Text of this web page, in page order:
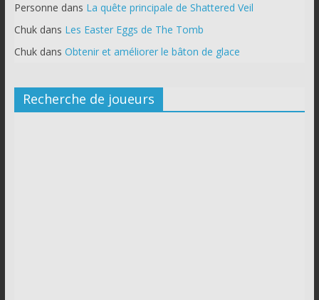
Personne dans La quête principale de Shattered Veil
Chukdans Les Easter Eggs de The Tomb
Chukdans Obtenir et améliorer le bâton de glace
Recherche de joueurs